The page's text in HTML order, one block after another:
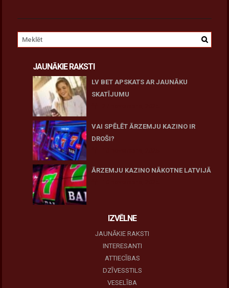
JAUNĀKIE RAKSTI
LV BET APSKATS AR JAUNĀKU
SKATĪJUMU
VAI SPĒLĒT ĀRZEMJU KAZINO IR
DROŠI?
ĀRZEMJU KAZINO NĀKOTNE LATVIJĀ
IZVĒLNE
JAUNĀKIE RAKSTI
INTERESANTI
ATTIECĪBAS
DZĪVESSTILS
VESELĪBA